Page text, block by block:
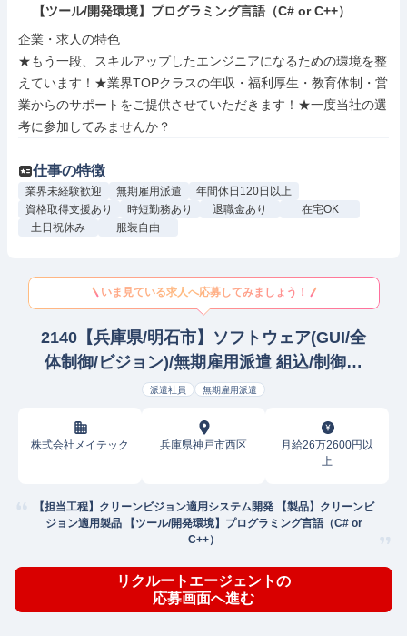
【ツール/開発環境】プログラミング言語（C# or C++）
企業・求人の特色
★もう一段、スキルアップしたエンジニアになるための環境を整
えています！★業界TOPクラスの年収・福利厚生・教育体制・営
業からのサポートをご提供させていただきます！★一度当社の選
考に参加してみませんか？
仕事の特徴
業界未経験歓迎 無期雇用派遣
年間休日120日以上
資格取得支援あり
時短勤務あり 退職金あり
在宅OK
土日祝休み
服装自由
いま見ている求人へ応募してみましょう！
2140【兵庫県/明石市】ソフトウェア(GUI/全
体制御/ビジョン)/無期雇用派遣 組込/制御設
計/開発(画像処理)
派遣社員 無期雇用派遣
株式会社メイテック 兵庫県神戸市西区
月給26万2600円以
上
【担当工程】クリーンビジョン適用システム開発 【製品】クリーンビ
ジョン適用製品 【ツール/開発環境】プログラミング言語（C# or
C++）
リクルートエージェントの
応募画面へ進む